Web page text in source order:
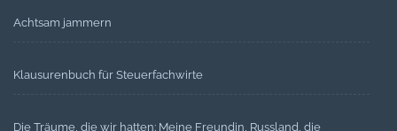
Achtsam jammern
Klausurenbuch für Steuerfachwirte
Die Träume, die wir hatten: Meine Freundin, Russland, die